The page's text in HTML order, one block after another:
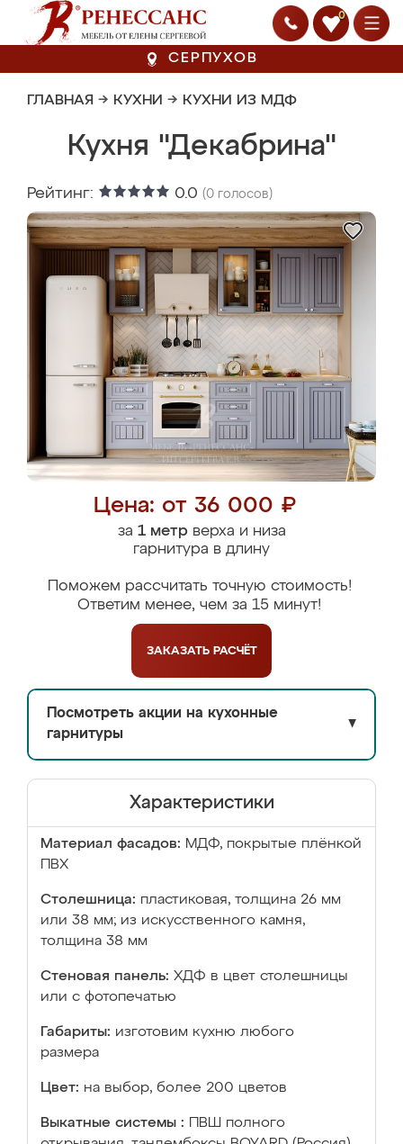
0
СЕРПУХОВ
ГЛАВНАЯ → КУХНИ → КУХНИ ИЗ МДФ
Кухня "Декабрина"
Рейтинг: 0.0 (0 голосов)
Цена: от 36 000 ₽
за 1 метрверха и низа
гарнитура в длину
Поможем рассчитать точную стоимость!
Ответим менее, чем за 15 минут!
ЗАКАЗАТЬ РАСЧЁТ
Посмотреть акции на кухонные
гарнитуры
▼
Характеристики
Материал фасадов: МДФ, покрытые плёнкой
ПВХ
Столешница: пластиковая, толщина 26 мм
или 38 мм; из искусственного камня,
толщина 38 мм
Стеновая панель: ХДФ в цвет столешницы
или с фотопечатью
Габариты: изготовим кухню любого
размера
Цвет: на выбор, более 200 цветов
Выкатные системы :
ПВШ полного